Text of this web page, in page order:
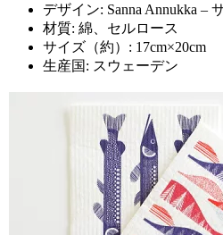
デザイン: Sanna Annukka –
材質: 綿、セルロース
サイズ（約）: 17cm×20cm
生産国: スウェーデン